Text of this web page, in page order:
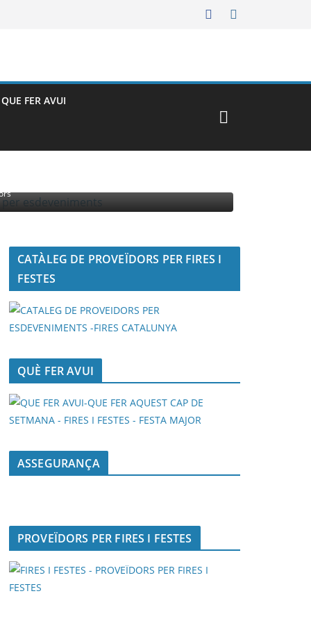
FER AVUI
CATÀLEG DE PROVEÏDORS PER FIRES I
FESTES
QUÈ FER AVUI
ASSEGURANÇA
PROVEÏDORS PER FIRES I FESTES